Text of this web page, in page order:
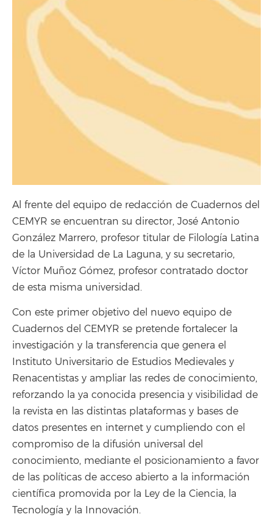
Al frente del equipo de redacción de Cuadernos del
CEMYR se encuentran su director, José Antonio
González Marrero, profesor titular de Filología Latina
de la Universidad de La Laguna, y su secretario,
Víctor Muñoz Gómez, profesor contratado doctor
de esta misma universidad.
Con este primer objetivo del nuevo equipo de
Cuadernos del CEMYR se pretende fortalecer la
investigación y la transferencia que genera el
Instituto Universitario de Estudios Medievales y
Renacentistas y ampliar las redes de conocimiento,
reforzando la ya conocida presencia y visibilidad de
la revista en las distintas plataformas y bases de
datos presentes en internet y cumpliendo con el
compromiso de la difusión universal del
conocimiento, mediante el posicionamiento a favor
de las políticas de acceso abierto a la información
científica promovida por la Ley de la Ciencia, la
Tecnología y la Innovación.